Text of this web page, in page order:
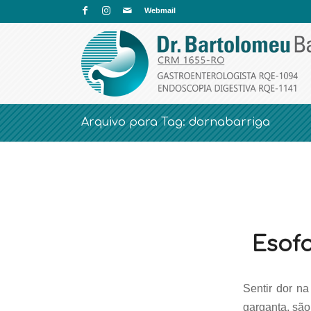
Webmail
Arquivo para Tag: dornabarriga
Sentir dor
garganta,